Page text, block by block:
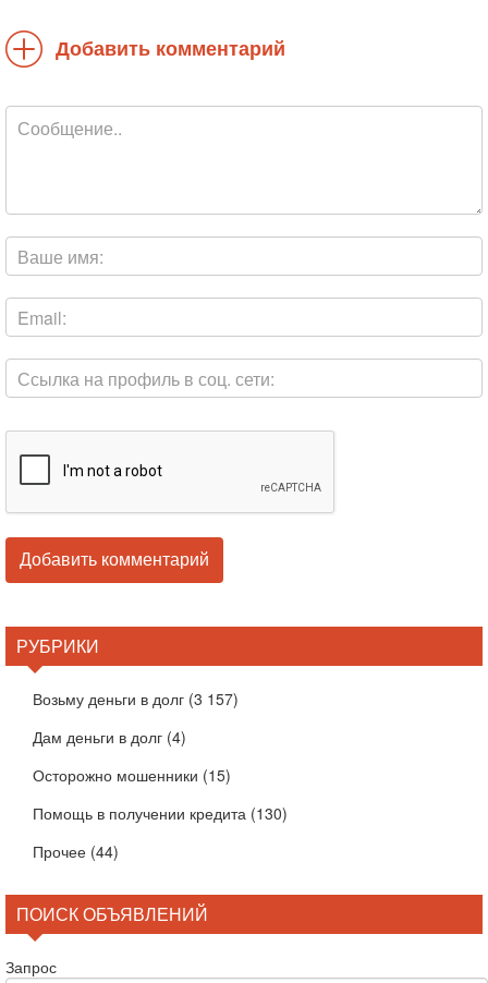
Добавить комментарий
РУБРИКИ
Возьму деньги в долг (3 157)
Дам деньги в долг (4)
Осторожно мошенники (15)
Помощь в получении кредита (130)
Прочее (44)
ПОИСК ОБЪЯВЛЕНИЙ
Запрос